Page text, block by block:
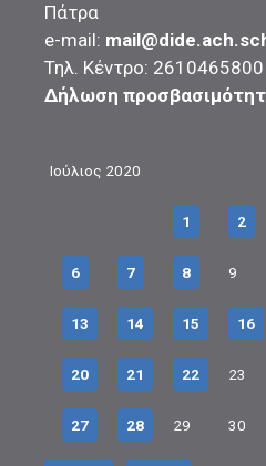
Πάτρα
e-mail:
Τηλ. Κέντρο: 2610465800
Δήλωση
Ιούλιος 2020
1 2
6 7 8 9
13 14 15 16
20 21 22 23
27 28 29 30